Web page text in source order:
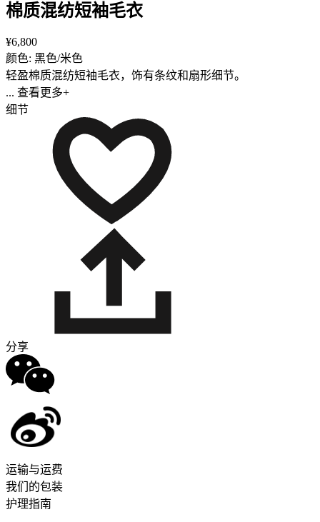
棉质混纺短袖毛衣
¥6,800
颜色: 黑色/米色
轻盈棉质混纺短袖毛衣，饰有条纹和扇形细节。
... 查看更多+
细节
分享
运输与运费
我们的包装
护理指南